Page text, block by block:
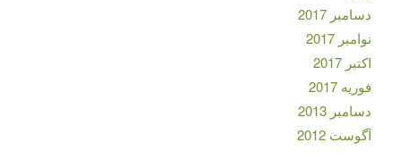
دسامبر 2017
نوامبر 2017
اکتبر 2017
فوریه 2017
دسامبر 2013
آگوست 2012